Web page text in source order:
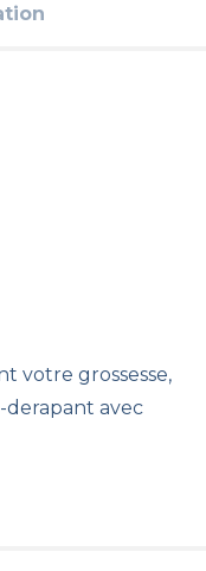
votre grossesse,
avec